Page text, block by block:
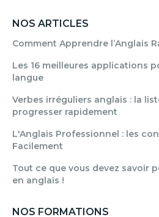
NOS ARTICLES
Comment Apprendre l’Anglais
Les 16 meilleures applications
langue
Verbes irréguliers anglais : la
progresser rapidement
L'Anglais Professionnel : les
Facilement
Tout ce que vous devez savoir
en anglais !
NOS FORMATIONS